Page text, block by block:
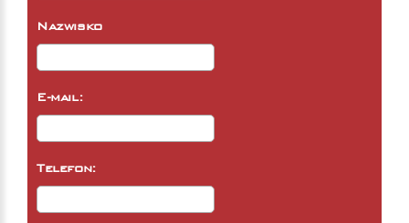
Nazwisko
E-mail:
Telefon: